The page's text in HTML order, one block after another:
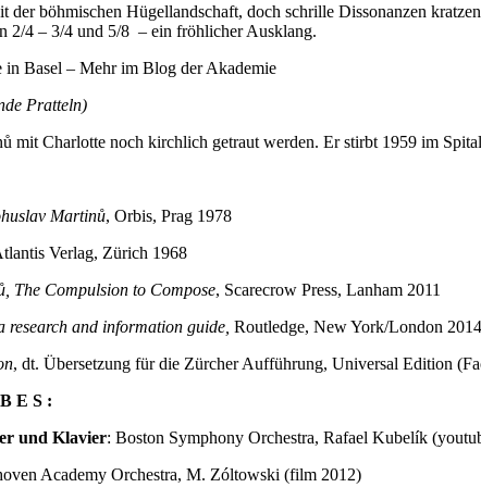
der böhmischen Hügellandschaft, doch schrille Dissonanzen
2/4 – 3/4 und 5/8 – ein fröhlicher Ausklang.
Pratteln)
Charlotte noch kirchlich getraut werden. Er stirbt 1959 im
Martinů, Orbis, Prag 1978
Verlag, Zürich 1968
The Compulsion to Compose, Scarecrow Press, Lanham 2011
research and information guide, Routledge, New York/London 2014
, dt. Übersetzung für die Zürcher Aufführung, Universal Edition
E S :
und Klavier: Boston Symphony Orchestra, Rafael Kubelík
Academy Orchestra, M. Zóltowski (film 2012)